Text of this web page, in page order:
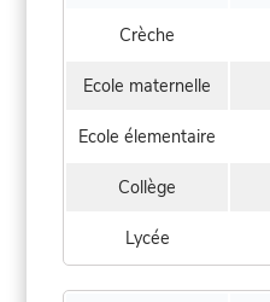
Crèche
Ecole maternelle
Ecole élementaire
Collège
Lycée